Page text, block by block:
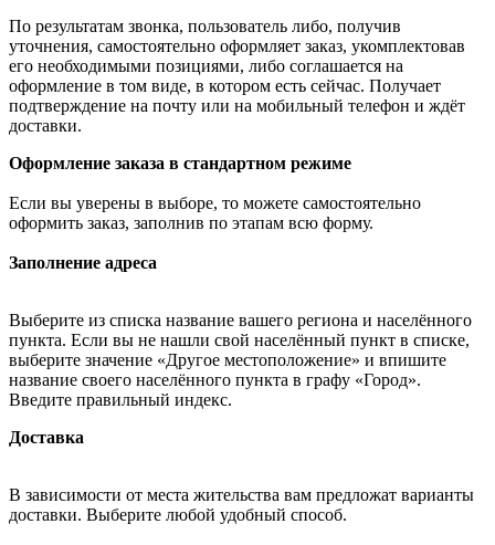
По результатам звонка, пользователь либо, получив
уточнения, самостоятельно оформляет заказ, укомплектовав
его необходимыми позициями, либо соглашается на
оформление в том виде, в котором есть сейчас. Получает
подтверждение на почту или на мобильный телефон и ждёт
доставки.
Оформление заказа в стандартном режиме
Если вы уверены в выборе, то можете самостоятельно
оформить заказ, заполнив по этапам всю форму.
Заполнение адреса
Выберите из списка название вашего региона и населённого
пункта. Если вы не нашли свой населённый пункт в списке,
выберите значение «Другое местоположение» и впишите
название своего населённого пункта в графу «Город».
Введите правильный индекс.
Доставка
В зависимости от места жительства вам предложат варианты
доставки. Выберите любой удобный способ.